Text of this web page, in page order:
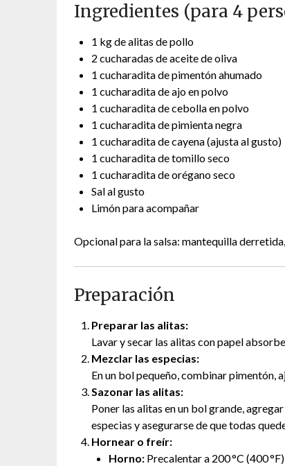
Ingredientes (para 4
1 kg de alitas de pollo
2 cucharadas de aceite de oliva
1 cucharadita de pimentón ahumado
1 cucharadita de ajo en polvo
1 cucharadita de cebolla en polvo
1 cucharadita de pimienta negra
1 cucharadita de cayena (ajusta al gusto)
1 cucharadita de tomillo seco
1 cucharadita de orégano seco
Sal al gusto
Limón para acompañar
Opcional para la salsa: mantequilla
Preparación
Preparar las alitas:
Lavar y secar las alitas con papel
Mezclar las especias:
En un bol pequeño, combinar pimentón,
Sazonar las alitas:
Poner las alitas en un bol grande,
especias y asegurarse de que todas
Hornear o freír:
Horno: Precalentar a 200 °C (400